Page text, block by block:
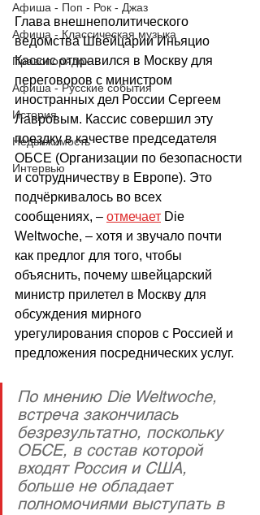
Афиша - Поп - Рок - Джаз
Афиша - Классическая музыка
Правопорядок
Афиша - Русские события
История
Недвижимость
Интервью
Глава внешнеполитического
ведомства Швейцарии Иньяцио
Кассис отправился в Москву для
переговоров с министром
иностранных дел России Сергеем
Лавровым. Кассис совершил эту
поездку в качестве председателя
ОБСЕ (Организации по безопасности
и сотрудничеству в Европе). Это
подчёркивалось во всех
сообщениях, – отмечает Die
Weltwoche, – хотя и звучало почти
как предлог для того, чтобы
объяснить, почему швейцарский
министр прилетел в Москву для
обсуждения мирного
урегулирования споров с Россией и
предложения посреднических услуг.
По мнению Die Weltwoche,
встреча закончилась
безрезультатно, поскольку
ОБСЕ, в состав которой
входят Россия и США,
больше не обладает
полномочиями выступать в